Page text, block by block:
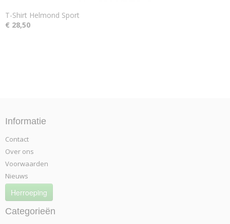
T-Shirt Helmond Sport
€ 28,50
Informatie
Contact
Over ons
Voorwaarden
Nieuws
Herroeping
Categorieën